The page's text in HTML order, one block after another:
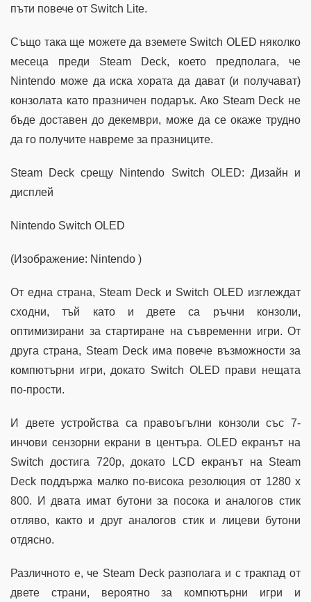
пъти повече от Switch Lite.
Също така ще можете да вземете Switch OLED няколко
месеца преди Steam Deck, което предполага, че
Nintendo може да иска хората да дават (и получават)
конзолата като празничен подарък. Ако Steam Deck не
бъде доставен до декември, може да се окаже трудно
да го получите навреме за празниците.
Steam Deck срещу Nintendo Switch OLED: Дизайн и
дисплей
Nintendo Switch OLED
(Изображение: Nintendo )
От една страна, Steam Deck и Switch OLED изглеждат
сходни, тъй като и двете са ръчни конзоли,
оптимизирани за стартиране на съвременни игри. От
друга страна, Steam Deck има повече възможности за
компютърни игри, докато Switch OLED прави нещата
по-прости.
И двете устройства са правоъгълни конзоли със 7-
инчови сензорни екрани в центъра. OLED екранът на
Switch достига 720p, докато LCD екранът на Steam
Deck поддържа малко по-висока резолюция от 1280 x
800. И двата имат бутони за посока и аналогов стик
отляво, както и друг аналогов стик и лицеви бутони
отдясно.
Различното е, че Steam Deck разполага и с тракпад от
двете страни, вероятно за компютърни игри и